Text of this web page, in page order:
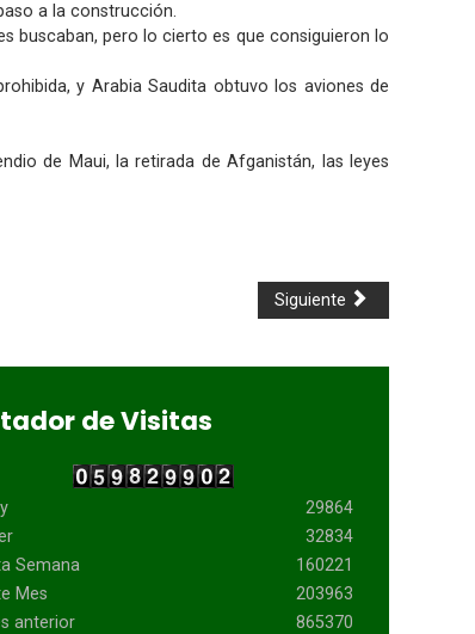
a la construcción.
buscaban, pero lo cierto es que consiguieron lo
y Arabia Saudita obtuvo los aviones de
de Maui, la retirada de Afganistán, las leyes
Siguiente
de Visitas
Semana
Mes
anterior
29864
32834
160221
203963
865370